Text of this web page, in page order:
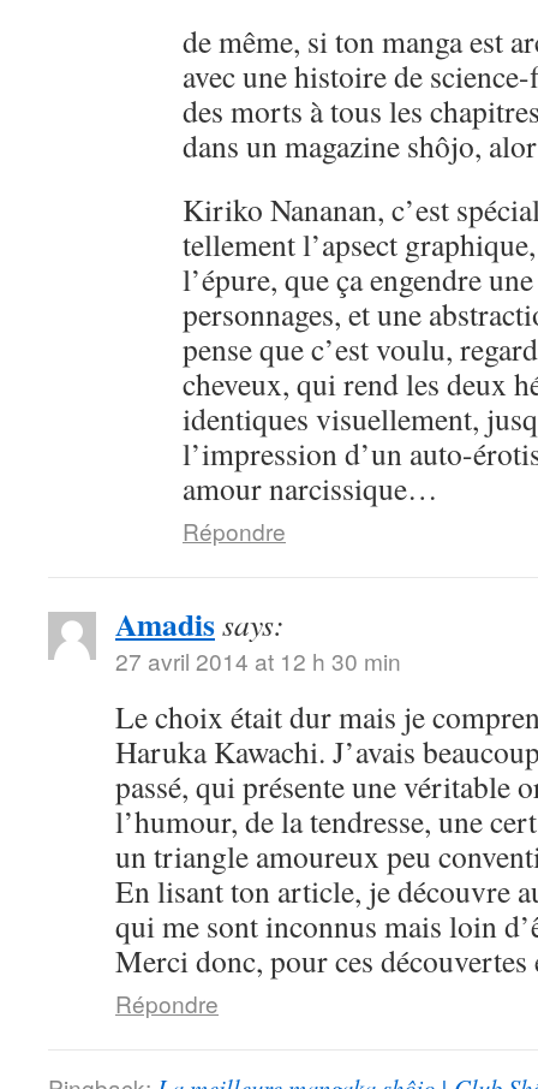
de même, si ton manga est
avec une histoire de
des morts à tous les
dans un magazine shôjo,
Kiriko Nananan, c’est
tellement l’apsect
l’épure, que ça engendre
personnages, et une
pense que c’est voulu,
cheveux, qui rend les deux
identiques visuellement,
l’impression d’un auto-
amour narcissique…
Répondre
Amadissays:
27 avril 2014 at 12 h 30 min
Le choix était dur mais je
Haruka Kawachi. J’avais
passé, qui présente une véritable
l’humour, de la tendresse, une
un triangle amoureux peu
En lisant ton article, je découvre
qui me sont inconnus mais loin
Merci donc, pour ces
Répondre